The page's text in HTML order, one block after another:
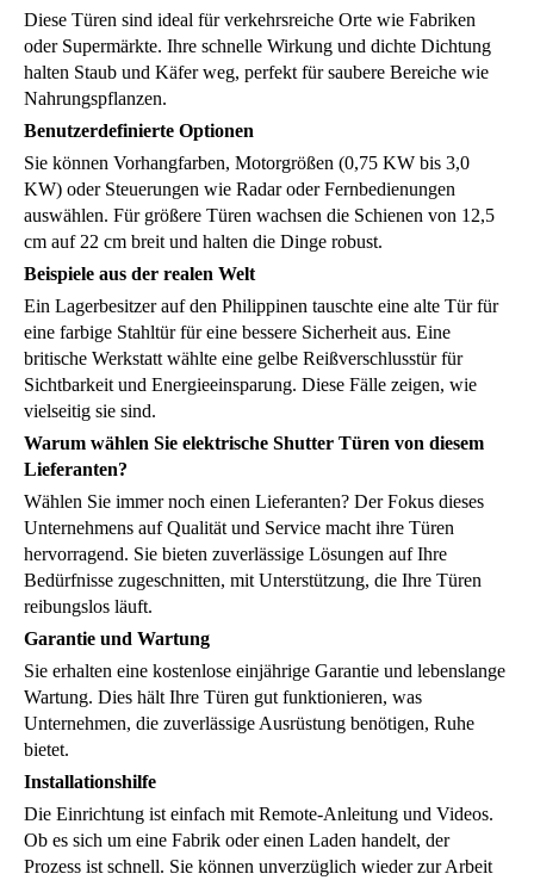
Diese Türen sind ideal für verkehrsreiche Orte wie Fabriken
oder Supermärkte. Ihre schnelle Wirkung und dichte Dichtung
halten Staub und Käfer weg, perfekt für saubere Bereiche wie
Nahrungspflanzen.
Benutzerdefinierte Optionen
Sie können Vorhangfarben, Motorgrößen (0,75 KW bis 3,0
KW) oder Steuerungen wie Radar oder Fernbedienungen
auswählen. Für größere Türen wachsen die Schienen von 12,5
cm auf 22 cm breit und halten die Dinge robust.
Beispiele aus der realen Welt
Ein Lagerbesitzer auf den Philippinen tauschte eine alte Tür für
eine farbige Stahltür für eine bessere Sicherheit aus. Eine
britische Werkstatt wählte eine gelbe Reißverschlusstür für
Sichtbarkeit und Energieeinsparung. Diese Fälle zeigen, wie
vielseitig sie sind.
Warum wählen Sie elektrische Shutter Türen von diesem
Lieferanten?
Wählen Sie immer noch einen Lieferanten? Der Fokus dieses
Unternehmens auf Qualität und Service macht ihre Türen
hervorragend. Sie bieten zuverlässige Lösungen auf Ihre
Bedürfnisse zugeschnitten, mit Unterstützung, die Ihre Türen
reibungslos läuft.
Garantie und Wartung
Sie erhalten eine kostenlose einjährige Garantie und lebenslange
Wartung. Dies hält Ihre Türen gut funktionieren, was
Unternehmen, die zuverlässige Ausrüstung benötigen, Ruhe
bietet.
Installationshilfe
Die Einrichtung ist einfach mit Remote-Anleitung und Videos.
Ob es sich um eine Fabrik oder einen Laden handelt, der
Prozess ist schnell. Sie können unverzüglich wieder zur Arbeit